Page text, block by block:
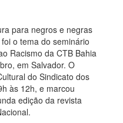
para negros e negras
o tema do seminário
Racismo da CTB Bahia
em Salvador. O
do Sindicato dos
às 12h, e marcou
edição da revista